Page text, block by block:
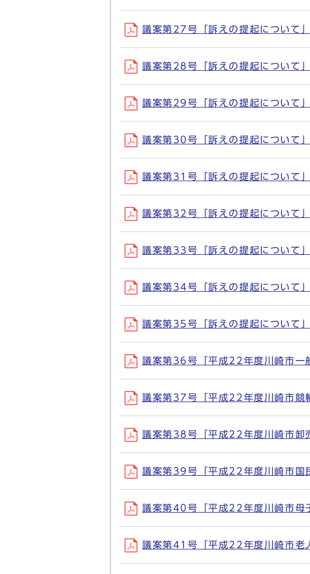
議案第27号「訴えの提起につい
議案第28号「訴えの提起につい
議案第29号「訴えの提起につい
議案第30号「訴えの提起につい
議案第31号「訴えの提起につい
議案第32号「訴えの提起につい
議案第33号「訴えの提起につい
議案第34号「訴えの提起につい
議案第35号「訴えの提起につい
議案第36号「平成22年度川崎市
議案第37号「平成22年度川崎市
議案第38号「平成22年度川崎市
議案第39号「平成22年度川崎市
議案第40号「平成22年度川崎市
議案第41号「平成22年度川崎市